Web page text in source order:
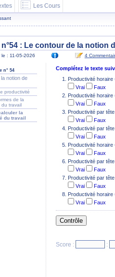
Les Cours
: Le contour de la notion
: 11-05-2026 4
n° 54
notion de
productivité
de la
du travail
la
du travail
Complétez le texte
Productivité horaire
Vrai
Faux
Productivité
Vrai
Faux
Productivité par
Vrai
Faux
Productivité par
Vrai
Faux
Productivité horaire
Vrai
Faux
Productivité par
Vrai
Faux
Productivité par
Vrai
Faux
Productivité
Vrai
Faux
Score : :